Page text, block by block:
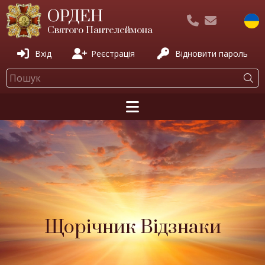
ОРДЕН
Святого Пантелеймона
Вхід Реєстрація Відновити пароль
Щорічник Відзнаки